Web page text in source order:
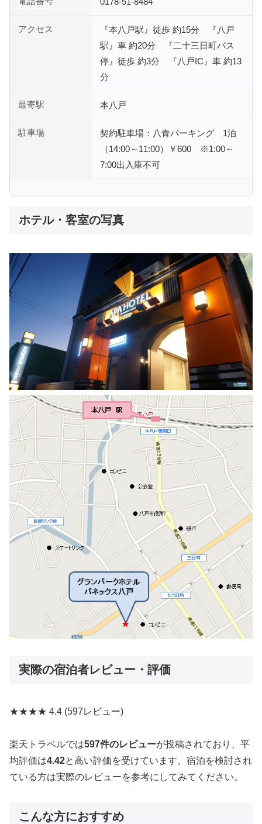
アクセス
『本八戸駅』徒歩 約15分 『八戸
駅』車 約20分 『二十三日町バス
停』徒歩 約3分 『八戸IC』車 約13
分
最寄駅 本八戸
駐車場
契約駐車場：八青パーキング 1泊
（14:00～11:00）￥600 ※1:00～
7:00出入庫不可
ホテル・客室の写真
実際の宿泊者レビュー・評価
★★★★ 4.4 (597レビュー)
楽天トラベルでは597件のレビューが投稿されており、平
均評価は4.42と高い評価を受けています。宿泊を検討され
ている方は実際のレビューを参考にしてみてください。
こんな方におすすめ